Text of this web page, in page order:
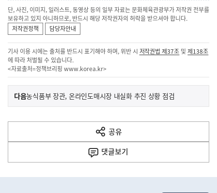
단, 사진, 이미지, 일러스트, 동영상 등의 일부 자료는 문화체육관광부가 저작권 전부를
보유하고 있지 아니하므로, 반드시 해당 저작권자의 허락을 받으셔야 합니다.
저작권정책
담당자안내
기사 이용 시에는 출처를 반드시 표기해야 하며, 위반 시 저작권법 제37조 및제138조
에 따라 처벌될 수 있습니다.
<자료출처=정책브리핑 www.korea.kr>
이
전
다
음
다음기
사
농식품부 장관, 온라인도매시장 내실화 추진 상황 점검
공유
열
기
댓글보기